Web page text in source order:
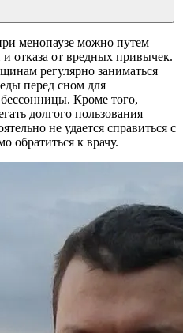
менопаузе можно путем
отказа от вредных привычек.
регулярно заниматься
перед сном для
Кроме того,
долгого пользования
не удается справиться с
обратиться к врачу.